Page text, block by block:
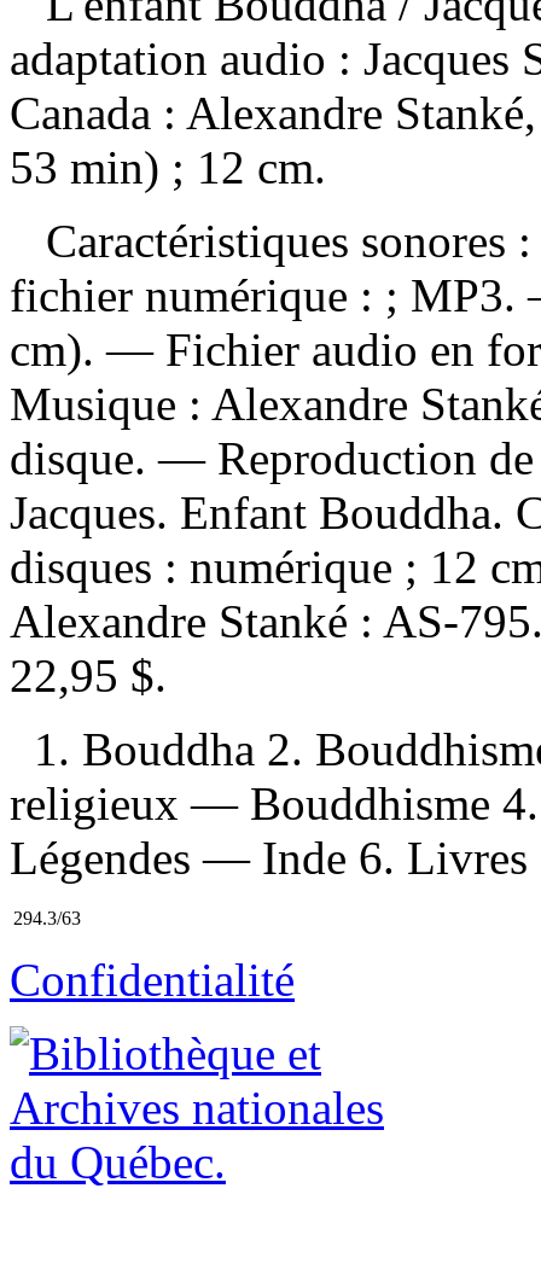
adaptation audio :
Canada : Alexandre
53 min) ; 12 cm.
Caractéristiques sonores
fichier numérique : ; MP3.
cm). — Fichier audio en
Musique : Alexandre
disque. — Reproduction
Jacques. Enfant Bouddha.
disques : numérique ; 12
Alexandre Stanké : AS-
22,95 $.
1. Bouddha 2.
religieux — Bouddhisme
Légendes — Inde 6.
294.3/63
Confidentialité